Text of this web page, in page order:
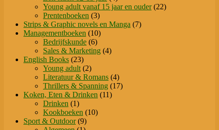
producten
Young adult vanaf 15 jaar en ouder 2222
Prentenboeken 33
producten
Strips & Graphic novels en Manga 77
Managementboeken 1010
Bedrijfskunde 66
producten
Sales & Marketing 44
English Books 2323
producten
Young adult 22
producten
Literatuur & Romans 44
producten
Thrillers & Spanning 1717
Koken, Eten & Drinken 1111
Drinken 11
product
Kookboeken 1010
Sport & Outdoor 99